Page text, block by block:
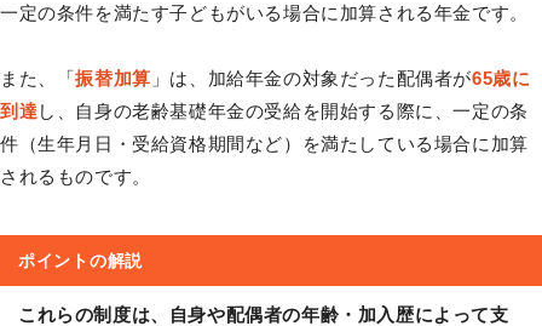
一定の条件を満たす子どもがいる場合に加算される年金です。
また、「振替加算 」は、加給年金の対象だった配偶者が65歳に
到達し、自身の老齢基礎年金の受給を開始する際に、一定の条
件（生年月日・受給資格期間など）を満たしている場合に加算
されるものです。
ポイントの解説
これらの制度は、自身や配偶者の年齢・加入歴によって支